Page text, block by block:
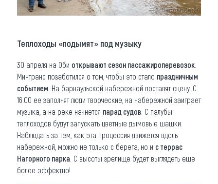
Теплоходы «подымят» под музыку
30 апреля на Оби открывают сезон пассажироперевозок
Минтранс позаботился о том, чтобы это стало праздничным
событием . На барнаульской набережной поставят сцену. С
16.00 ее заполнят люди творческие, на набережной заиграет
музыка, а на реке начнется парад судов . С палубы
теплоходов будут запускать цветные дымовые шашки.
Наблюдать за тем, как эта процессия движется вдоль
набережной, можно не только с берега, но и с террас
Нагорного парка . С высоты зрелище будет выглядеть еще
более эффектно!